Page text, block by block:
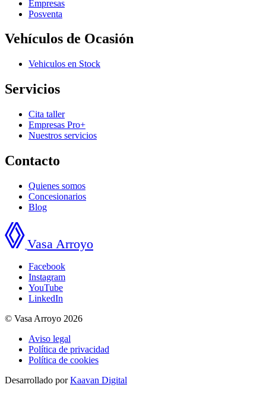
Empresas
Posventa
Vehículos de Ocasión
Vehiculos en Stock
Servicios
Cita taller
Empresas Pro+
Nuestros servicios
Contacto
Quienes somos
Concesionarios
Blog
Vasa Arroyo
Facebook
Instagram
YouTube
LinkedIn
© Vasa Arroyo 2026
Aviso legal
Política de privacidad
Política de cookies
Desarrollado porKaavan Digital